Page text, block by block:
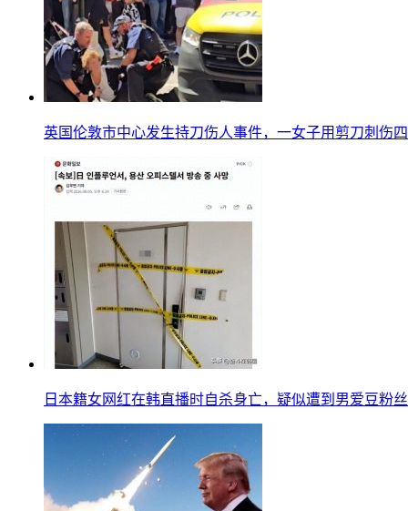
英国伦敦市中心发生持刀伤人事件，一女子用剪刀刺伤
日本籍女网红在韩直播时自杀身亡，疑似遭到男爱豆粉